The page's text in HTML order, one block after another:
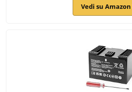
Vedi su Amazon